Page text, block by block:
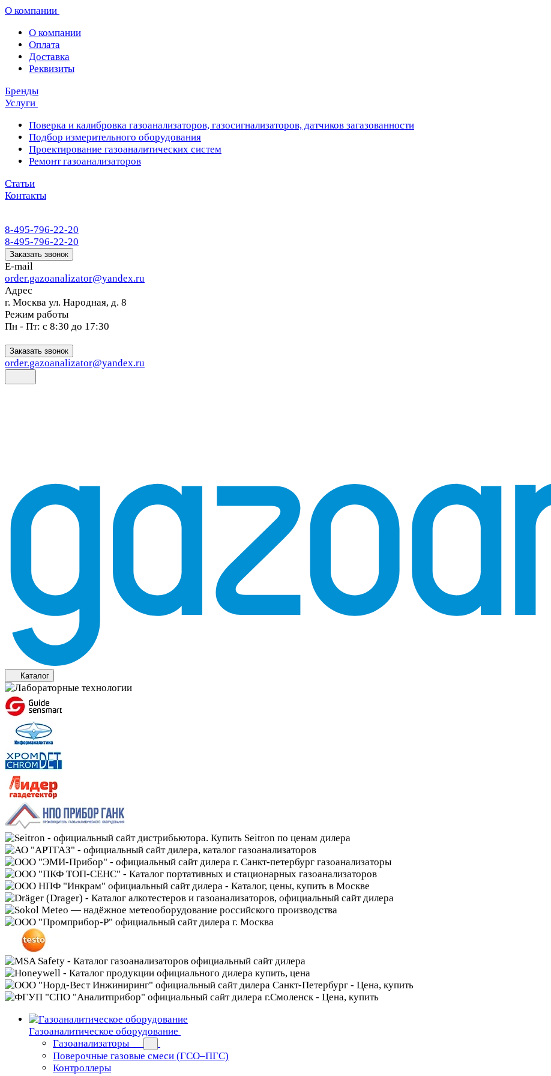
О компании
О компании
Оплата
Доставка
Реквизиты
Бренды
Услуги
Поверка и калибровка газоанализаторов, газосигнализаторов, датчиков загазованности
Подбор измерительного оборудования
Проектирование газоаналитических систем
Ремонт газоанализаторов
Статьи
Контакты
8-495-796-22-20
8-495-796-22-20
Заказать звонок
E-mail
order.gazoanalizator@yandex.ru
Адрес
г. Москва ул. Народная, д. 8
Режим работы
Пн - Пт: с 8:30 до 17:30
Заказать звонок
order.gazoanalizator@yandex.ru
Каталог
Газоаналитическое оборудование
Газоанализаторы
Поверочные газовые смеси (ГСО–ПГС)
Контроллеры